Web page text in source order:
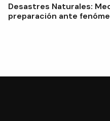
Desastres Naturales:
preparación ante